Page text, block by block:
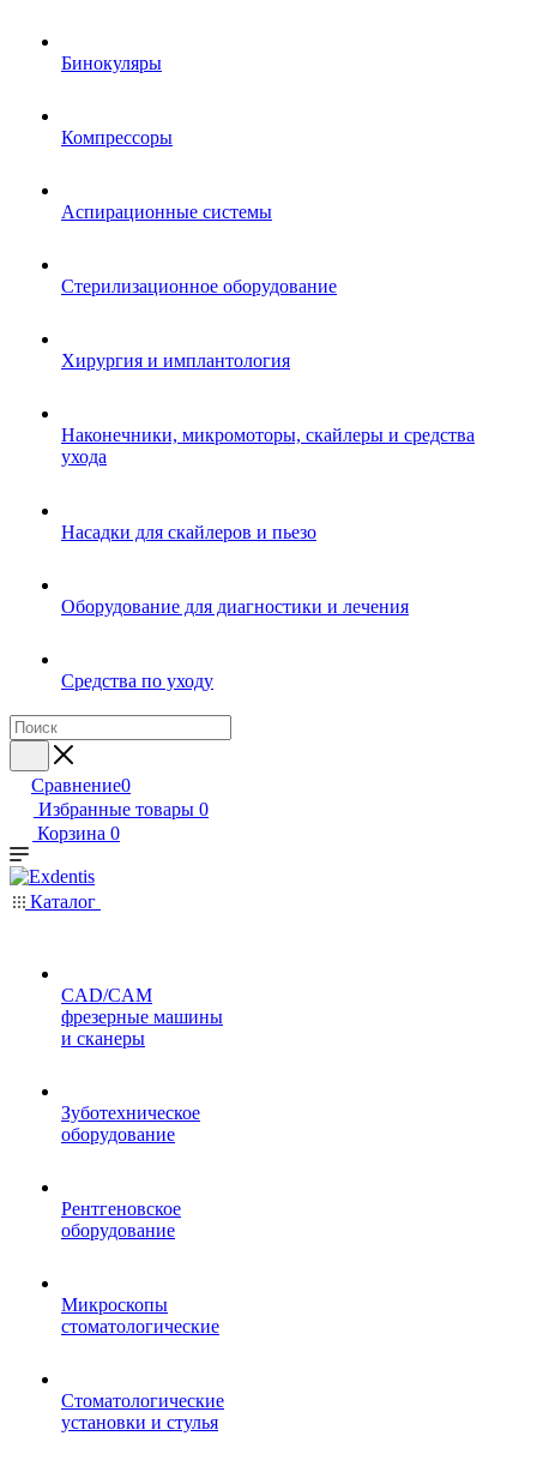
Бинокуляры
Компрессоры
Аспирационные системы
Стерилизационное оборудование
Хирургия и имплантология
Наконечники, микромоторы, скайлеры и средства
ухода
Насадки для скайлеров и пьезо
Оборудование для диагностики и лечения
Средства по уходу
Сравнение0
Избранные товары 0
Корзина 0
Каталог
CAD/CAM
фрезерные машины
и сканеры
Зуботехническое
оборудование
Рентгеновское
оборудование
Микроскопы
стоматологические
Стоматологические
установки и стулья